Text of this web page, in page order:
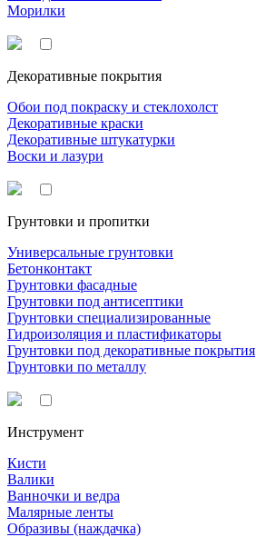
Морилки
Декоративные покрытия
Обои под покраску и стеклохолст
Декоративные краски
Декоративные штукатурки
Воски и лазури
Грунтовки и пропитки
Универсальные грунтовки
Бетонконтакт
Грунтовки фасадные
Грунтовки под антисептики
Грунтовки специализированные
Гидроизоляция и пластификаторы
Грунтовки под декоративные покрытия
Грунтовки по металлу
Инструмент
Кисти
Валики
Ванночки и ведра
Малярные ленты
Образивы (наждачка)